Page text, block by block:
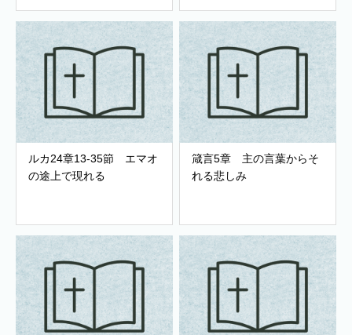
ルカ24章13-35節 エマオ
の途上で現れる
箴言5章 主の言葉からそ
れる悲しみ